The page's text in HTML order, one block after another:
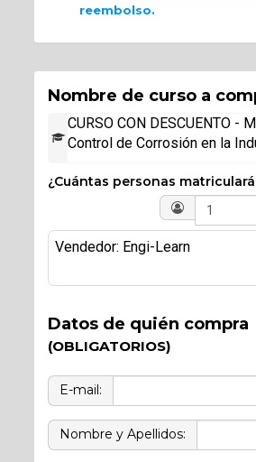
reembolso.
Nombre de curso a
CURSO CON DESCUENTO -
Control de Corrosión en la
¿Cuántas personas
Vendedor: Engi-Learn
Datos de quién compra
(OBLIGATORIOS)
E-mail:
Nombre y Apellidos: